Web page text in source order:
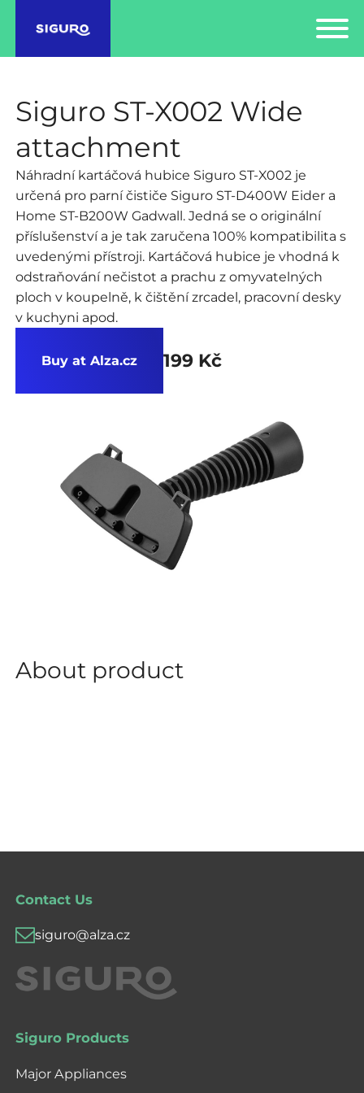
Siguro ST-X002 Wide
attachment
Náhradní kartáčová hubice Siguro ST-X002 je
určená pro parní čističe Siguro ST-D400W Eider a
Home ST-B200W Gadwall. Jedná se o originální
příslušenství a je tak zaručena 100% kompatibilita s
uvedenými přístroji. Kartáčová hubice je vhodná k
odstraňování nečistot a prachu z omyvatelných
ploch v koupelně, k čištění zrcadel, pracovní desky
v kuchyni apod.
Buy at Alza.cz 199 Kč
About product
Contact Us
siguro@alza.cz
Siguro Products
Major Appliances